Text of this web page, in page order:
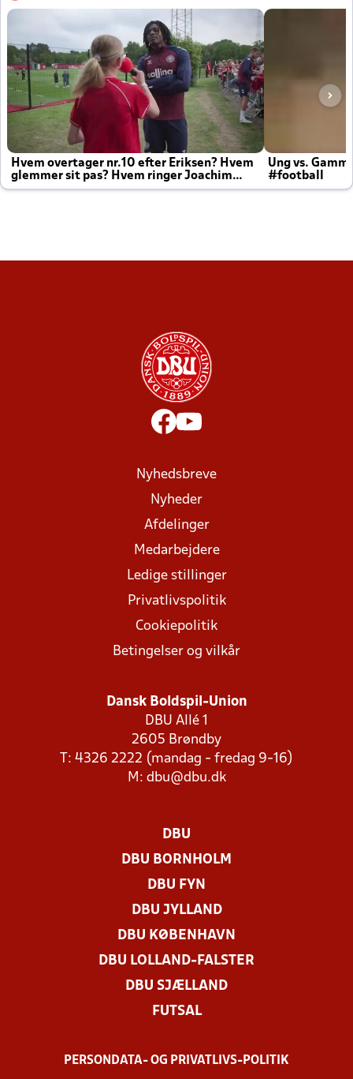
Hvem overtager nr.10 efter Eriksen? Hvem
glemmer sit pas? Hvem ringer Joachim
altid til efter kampe?
Ung vs.
#football
Nyhedsbreve
Nyheder
Afdelinger
Medarbejdere
Ledige stillinger
Privatlivspolitik
Cookiepolitik
Betingelser og vilkår
Dansk Boldspil-Union
DBU Allé 1
2605 Brøndby
T: 4326 2222 (mandag - fredag 9-16)
M: dbu@dbu.dk
DBU
DBU BORNHOLM
DBU FYN
DBU JYLLAND
DBU KØBENHAVN
DBU LOLLAND-FALSTER
DBU SJÆLLAND
FUTSAL
PERSONDATA- OG PRIVATLIVS-POLITIK